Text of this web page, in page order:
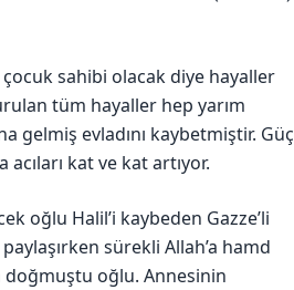
sahibi olacak diye hayaller
tüm hayaller hep yarım
gelmiş evladını kaybetmiştir. Güç
acıları kat ve kat artıyor.
oğlu Halil’i kaybeden Gazze’li
sürekli Allah’a hamd
doğmuştu oğlu. Annesinin